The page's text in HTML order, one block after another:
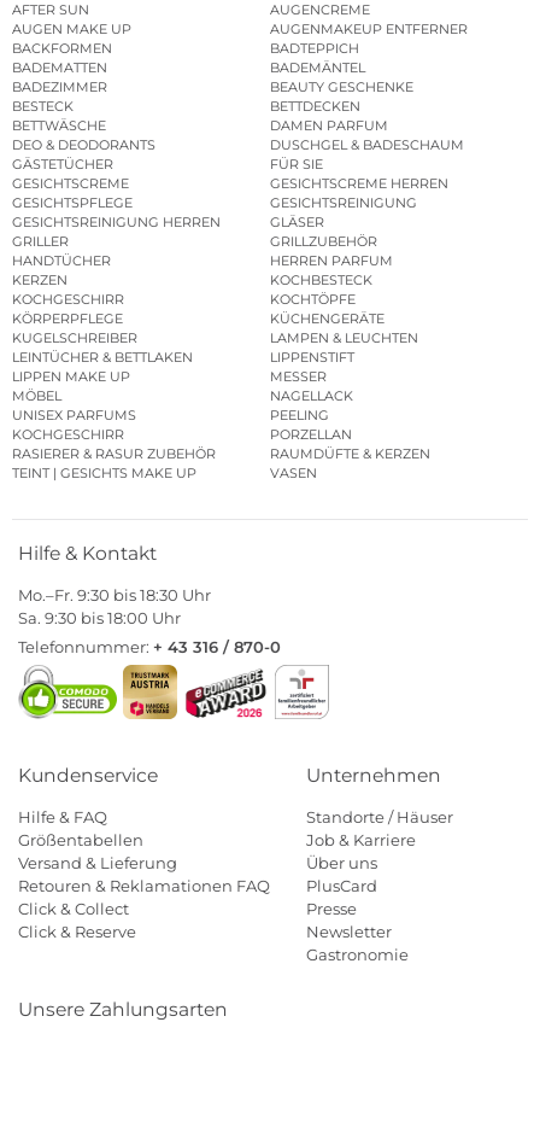
AFTER SUN
AUGENCREME
AUGEN MAKE UP
AUGENMAKEUP ENTFERNER
BACKFORMEN
BADTEPPICH
BADEMATTEN
BADEMÄNTEL
BADEZIMMER
BEAUTY GESCHENKE
BESTECK
BETTDECKEN
BETTWÄSCHE
DAMEN PARFUM
DEO & DEODORANTS
DUSCHGEL & BADESCHAUM
GÄSTETÜCHER
FÜR SIE
GESICHTSCREME
GESICHTSCREME HERREN
GESICHTSPFLEGE
GESICHTSREINIGUNG
GESICHTSREINIGUNG HERREN
GLÄSER
GRILLER
GRILLZUBEHÖR
HANDTÜCHER
HERREN PARFUM
KERZEN
KOCHBESTECK
KOCHGESCHIRR
KOCHTÖPFE
KÖRPERPFLEGE
KÜCHENGERÄTE
KUGELSCHREIBER
LAMPEN & LEUCHTEN
LEINTÜCHER & BETTLAKEN
LIPPENSTIFT
LIPPEN MAKE UP
MESSER
MÖBEL
NAGELLACK
UNISEX PARFUMS
PEELING
KOCHGESCHIRR
PORZELLAN
RASIERER & RASUR ZUBEHÖR
RAUMDÜFTE & KERZEN
TEINT | GESICHTS MAKE UP
VASEN
Hilfe & Kontakt
Mo.–Fr. 9:30 bis 18:30 Uhr
Sa. 9:30 bis 18:00 Uhr
Telefonnummer: + 43 316 / 870-0
Kundenservice
Hilfe & FAQ
Größentabellen
Versand & Lieferung
Retouren & Reklamationen FAQ
Click & Collect
Click & Reserve
Unternehmen
Standorte / Häuser
Job & Karriere
Über uns
PlusCard
Presse
Newsletter
Gastronomie
Unsere Zahlungsarten